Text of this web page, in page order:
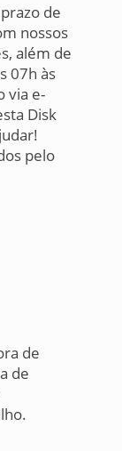
de
nossos
além de
07h às
via e-
Disk
pelo
de
de